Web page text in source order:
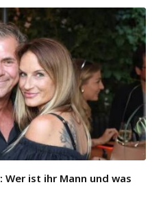
Wer ist ihr Mann und was